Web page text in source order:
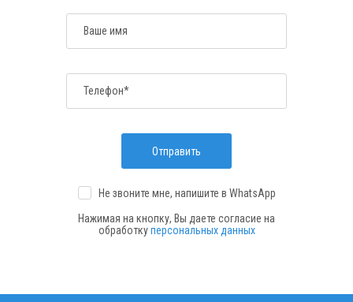
Ваше имя
Телефон*
Отправить
Не звоните мне, напишите в WhatsApp
Нажимая на кнопку, Вы даете согласие на
обработкуперсональных данных